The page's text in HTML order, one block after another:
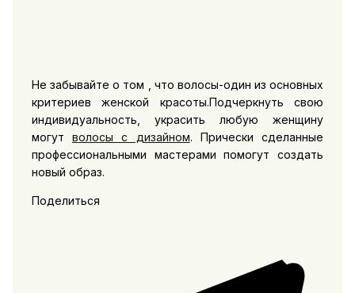
Не забывайте о том , что волосы-один из основных
критериев женской красоты.Подчеркнуть свою
индивидуальность, украсить любую женщину
могут волосы с дизайном. Прически сделанные
профессиональными мастерами помогут создать
новый образ.
Поделиться